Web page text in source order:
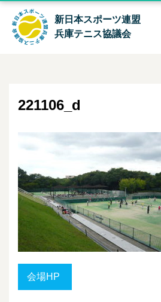
新日本スポーツ連盟
兵庫テニス協議会
221106_d
会場HP